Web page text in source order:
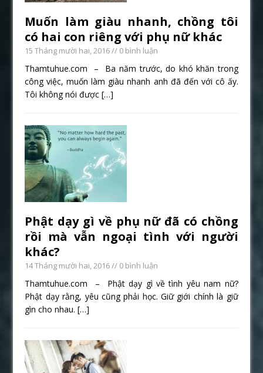
Muốn làm giàu nhanh, chồng tôi
có hai con riêng với phụ nữ khác
15 Tháng mười hai, 2016// 0 bình luận
Thamtuhue.com – Ba năm trước, do khó khăn trong
công việc, muốn làm giàu nhanh anh đã đến với cô ấy.
Tôi không nói được[…]
Phật dạy gì về phụ nữ đã có chồng
rồi mà vẫn ngoại tình với người
khác?
14 Tháng mười hai, 2016// 0 bình luận
Thamtuhue.com – Phật dạy gì về tình yêu nam nữ?
Phật dạy rằng, yêu cũng phải học. Giữ giới chính là giữ
gìn cho nhau.[…]